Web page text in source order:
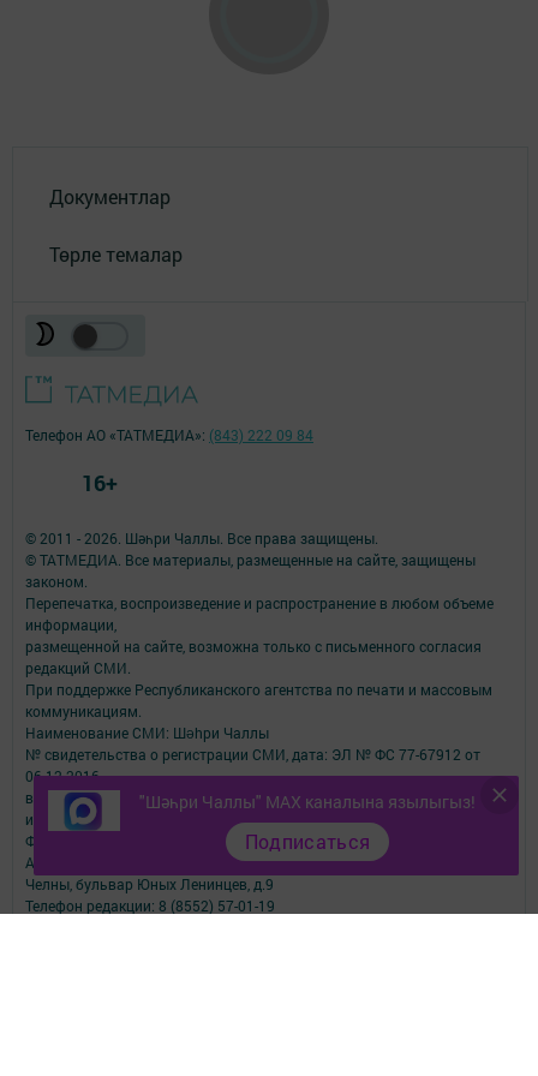
Документлар
Төрле темалар
"Шәһри Чаллы" MAX каналына язылыгыз!
Подписаться
© 2011 - 2026. Шәһри Чаллы. Все права защищены.
© ТАТМЕДИА. Все материалы, размещенные на сайте, защищены
законом.
Перепечатка, воспроизведение и распространение в любом объеме
информации,
размещенной на сайте, возможна только с письменного согласия
редакций СМИ.
При поддержке Республиканского агентства по печати и массовым
коммуникациям.
Наименование СМИ: Шəhри Чаллы
№ свидетельства о регистрации СМИ, дата: ЭЛ № ФС 77-67912 от
06.12.2016
выдано Федеральной службой по надзору в сфере связи,
информационных технологий и массовых коммуникаций
ФИО главного редактора: Юсупова Резида Махмутовна
Адрес редакции: 423827, Республика Татарстан, город Набережные
Челны, бульвар Юных Ленинцев, д.9
Телефон редакции: 8 (8552) 57-01-19
Телефон АО «ТАТМЕДИА»: (843) 222 09 84
16+